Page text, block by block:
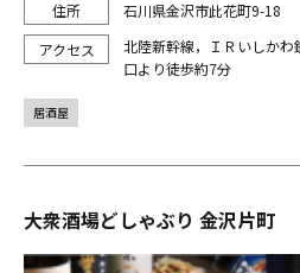
石川県金沢市此花町9-18
北陸新幹線，ＩＲいしか
口より徒歩約7分
居酒屋
大衆酒場どしゃぶり 金沢片町